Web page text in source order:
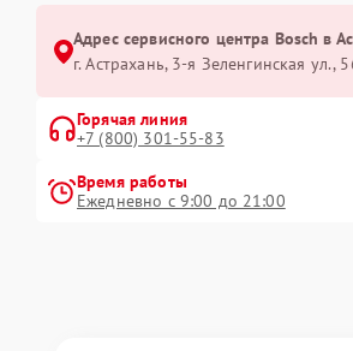
Адрес сервисного центра Bosch в
г. Астрахань, 3-я Зеленгинская ул.,
Горячая линия
+7 (800) 301-55-83
Время работы
Ежедневно с 9:00 до 21:00